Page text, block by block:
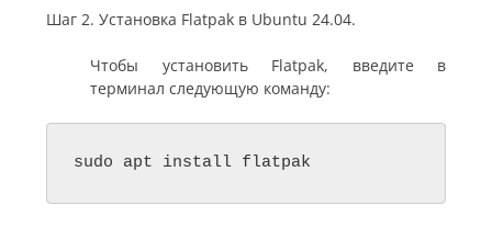
Шаг 2. Установка Flatpak в Ubuntu 24.04.
Чтобы установить Flatpak, введите в
терминал следующую команду:
sudo apt install flatpak